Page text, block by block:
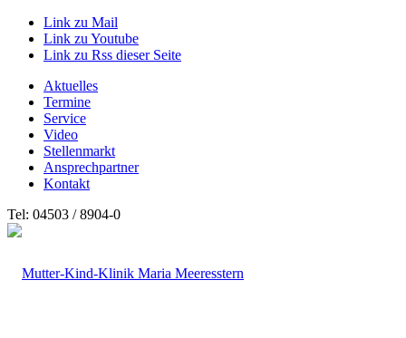
Link zu Mail
Link zu Youtube
Link zu Rss dieser Seite
Aktuelles
Termine
Service
Video
Stellenmarkt
Ansprechpartner
Kontakt
Tel: 04503 / 8904-0